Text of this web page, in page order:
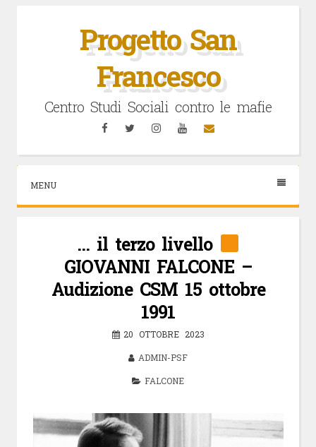
Progetto San
Francesco
Centro Studi Sociali contro le mafie
FacebookTwitterInstagramYouTubeEmail
MENU
… il terzo livello
GIOVANNI FALCONE –
Audizione CSM 15 ottobre
1991
20 OTTOBRE 2023
ADMIN-PSF
FALCONE